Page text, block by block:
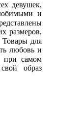
девушек,
и
размеров,
для
любовь и
при самом
образ